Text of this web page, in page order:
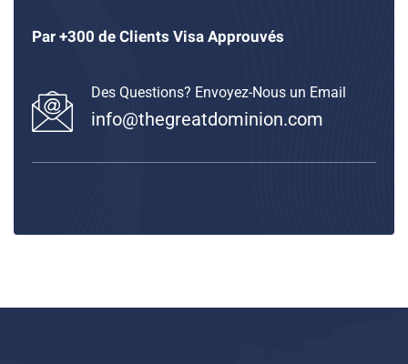
Par +300 de Clients Visa Approuvés
Des Questions? Envoyez-Nous un Email
info@thegreatdominion.com